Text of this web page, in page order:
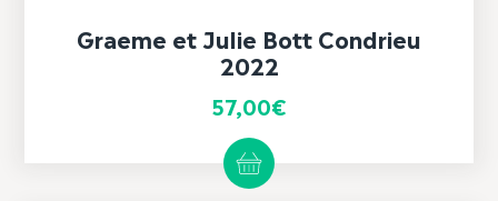
Graeme et Julie Bott Condrieu
2022
57,00€